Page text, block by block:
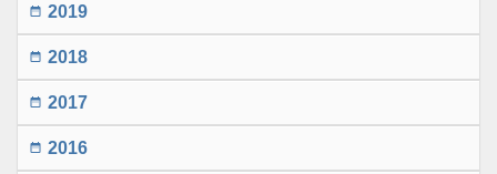
date_range 2019
date_range 2018
date_range 2017
date_range 2016